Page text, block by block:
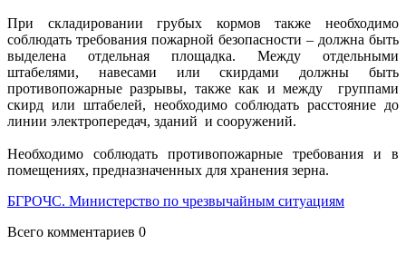
При складировании грубых кормов также необходимо
соблюдать требования пожарной безопасности – должна быть
выделена отдельная площадка. Между отдельными
штабелями, навесами или скирдами должны быть
противопожарные разрывы, также как и между группами
скирд или штабелей, необходимо соблюдать расстояние до
линии электропередач, зданий и сооружений.
Необходимо соблюдать противопожарные требования и в
помещениях, предназначенных для хранения зерна.
БГРОЧС. Министерство по чрезвычайным ситуациям
Всего комментариев 0